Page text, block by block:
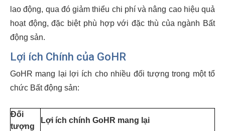
lao động, qua đó giảm thiểu chi phí và nâng cao hiệu quả
hoạt động, đặc biệt phù hợp với đặc thù của ngành Bất
động sản.
Lợi ích Chính của GoHR
GoHR mang lại lợi ích cho nhiều đối tượng trong một tổ
chức Bất động sản:
Đối
tượng
Lợi ích chính GoHR mang lại